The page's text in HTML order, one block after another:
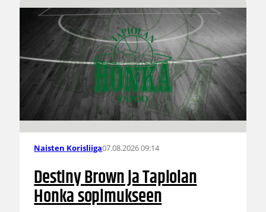
Naisten Korisliiga07.08.2026 09:14
Destiny Brown ja Tapiolan
Honka sopimukseen